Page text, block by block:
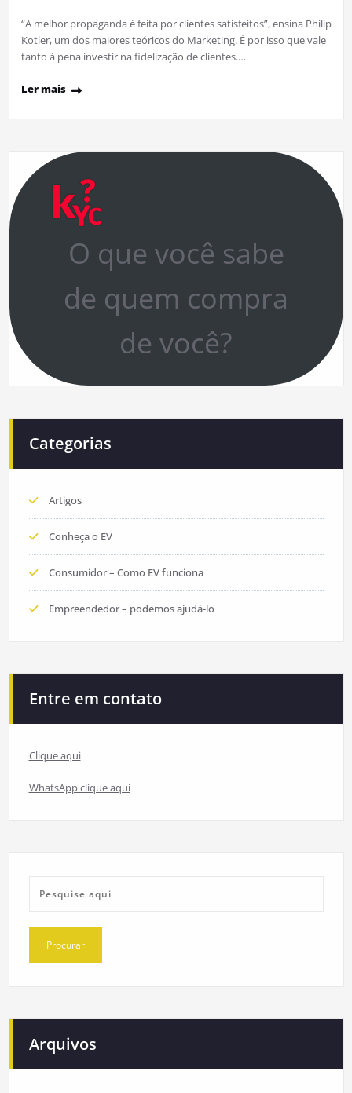
“A melhor propaganda é feita por clientes satisfeitos”, ensina Philip
Kotler, um dos maiores teóricos do Marketing. É por isso que vale
tanto à pena investir na fidelização de clientes.…
Ler mais
O que você sabe
de quem compra
de você?
Categorias
Artigos
Conheça o EV
Consumidor – Como EV funciona
Empreendedor – podemos ajudá-lo
Entre em contato
Clique aqui
WhatsApp clique aqui
Arquivos